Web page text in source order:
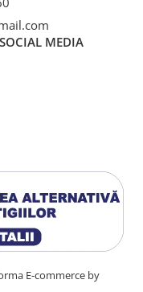
MEDIA
E-commerce by